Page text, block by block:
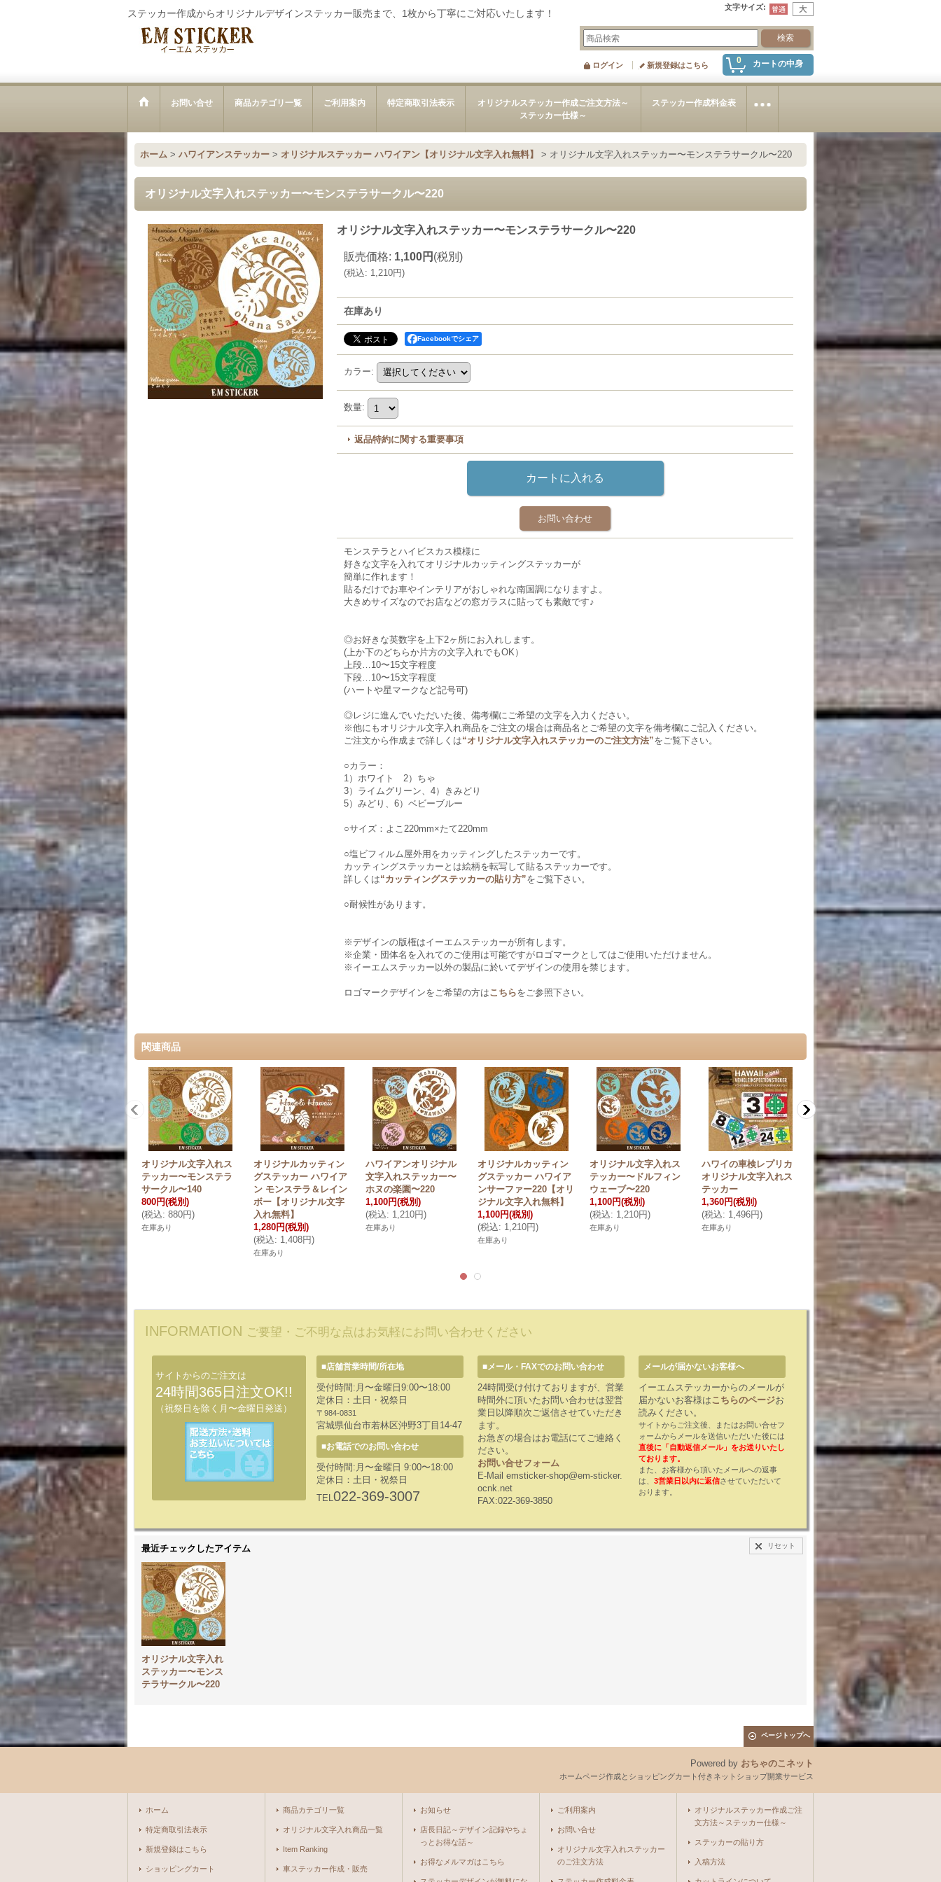
ステッカー作成からオリジナルデザインステッカー販売まで、1枚から丁寧にご対応いたします！
文字サイズ:
0 カートの中身
ログイン 新規登録はこちら
お問い合せ 商品カテゴリ一覧 ご利用案内 特定商取引法表示
オリジナルステッカー作成ご注文方法～
ステッカー仕様～
ステッカー作成料金表
ホーム > ハワイアンステッカー > オリジナルステッカー ハワイアン【オリジナル文字入れ無料】 > オリジナル文字入れステッカー〜モンステラサークル〜220
オリジナル文字入れステッカー〜モンステラサークル〜220
オリジナル文字入れステッカー〜モンステラサークル〜220
販売価格: 1,100円 (税別)
(税込: 1,210円)
在庫あり
Facebookでシェア
カラー:
数量:
返品特約に関する重要事項
お問い合わせ
モンステラとハイビスカス模様に
好きな文字を入れてオリジナルカッティングステッカーが
簡単に作れます！
貼るだけでお車やインテリアがおしゃれな南国調になりますよ。
大きめサイズなのでお店などの窓ガラスに貼っても素敵です♪
◎お好きな英数字を上下2ヶ所にお入れします。
(上か下のどちらか片方の文字入れでもOK）
上段…10〜15文字程度
下段…10〜15文字程度
(ハートや星マークなど記号可)
◎レジに進んでいただいた後、備考欄にご希望の文字を入力ください。
※他にもオリジナル文字入れ商品をご注文の場合は商品名とご希望の文字を備考欄にご記入ください。
ご注文から作成まで詳しくは“オリジナル文字入れステッカーのご注文方法”をご覧下さい。
○カラー：
1）ホワイト 2）ちゃ
3）ライムグリーン、4）きみどり
5）みどり、6）ベビーブルー
○サイズ：よこ220mm×たて220mm
○塩ビフィルム屋外用をカッティングしたステッカーです。
カッティングステッカーとは絵柄を転写して貼るステッカーです。
詳しくは“カッティングステッカーの貼り方”をご覧下さい。
○耐候性があります。
※デザインの版権はイーエムステッカーが所有します。
※企業・団体名を入れてのご使用は可能ですがロゴマークとしてはご使用いただけません。
※イーエムステッカー以外の製品に於いてデザインの使用を禁じます。
ロゴマークデザインをご希望の方はこちらをご参照下さい。
関連商品
オリジナル文字入れス
テッカー〜モンステラ
サークル〜140
800円(税別)
(税込: 880円)
在庫あり
オリジナルカッティン
グステッカー ハワイア
ン モンステラ＆レイン
ボー【オリジナル文字
入れ無料】
1,280円(税別)
(税込: 1,408円)
在庫あり
ハワイアンオリジナル
文字入れステッカー〜
ホヌの楽園〜220
1,100円(税別)
(税込: 1,210円)
在庫あり
オリジナルカッティン
グステッカー ハワイア
ンサーファー220【オリ
ジナル文字入れ無料】
1,100円(税別)
(税込: 1,210円)
在庫あり
オリジナル文字入れス
テッカー〜ドルフィン
ウェーブ〜220
1,100円(税別)
(税込: 1,210円)
在庫あり
ハワイの車検レプリカ
オリジナル文字入れス
テッカー
1,360円(税別)
(税込: 1,496円)
在庫あり
オリジナルステッカー
ハワイナンバープレー
ト(S)【オリジナル文字
入れ無料】
(税別)
605円)
在庫あり
ハ
ー
モ
INFORMATION ご要望・ご不明な点はお気軽にお問い合わせください
サイトからのご注文は
24時間365日注文OK!!
（祝祭日を除く月〜金曜日発送）
■店舗営業時間/所在地
受付時間:月〜金曜日9:00〜18:00
定休日：土日・祝祭日
〒984-0831
宮城県仙台市若林区沖野3丁目14-47
■お電話でのお問い合わせ
受付時間:月〜金曜日 9:00〜18:00
定休日：土日・祝祭日
TEL022-369-3007
■メール・FAXでのお問い合わせ
24時間受け付けておりますが、営業
時間外に頂いたお問い合わせは翌営
業日以降順次ご返信させていただき
ます。
お急ぎの場合はお電話にてご連絡く
ださい。
お問い合せフォーム
E-Mail emsticker-shop@em-sticker.
ocnk.net
FAX:022-369-3850
メールが届かないお客様へ
イーエムステッカーからのメールが
届かないお客様はこちらのページお
読みください。
サイトからご注文後、またはお問い合せフ
ォームからメールを送信いただいた後には
直後に「自動返信メール」をお送りいたし
ております。
また、お客様から頂いたメールへの返事
は、 3営業日以内に返信させていただいて
おります。
最近チェックしたアイテム リセット
オリジナル文字入れ
ステッカー〜モンス
テラサークル〜220
ページトップへ
Powered by おちゃのこネット
ホームページ作成とショッピングカート付きネットショップ開業サービス
ホーム
特定商取引法表示
新規登録はこちら
ショッピングカート
商品カテゴリ一覧
オリジナル文字入れ商品一覧
Item Ranking
車ステッカー作成・販売
お知らせ
店長日記～デザイン記録やちょ
っとお得な話～
お得なメルマガはこちら
ご利用案内
お問い合せ
オリジナル文字入れステッカー
のご注文方法
オリジナルステッカー作成ご注
文方法～ステッカー仕様～
ステッカーの貼り方
入稿方法